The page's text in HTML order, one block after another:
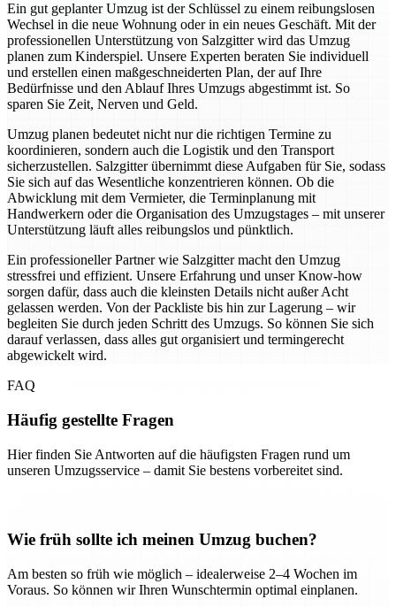
Ein gut geplanter Umzug ist der Schlüssel zu einem reibungslosen
Wechsel in die neue Wohnung oder in ein neues Geschäft. Mit der
professionellen Unterstützung von Salzgitter wird das Umzug
planen zum Kinderspiel. Unsere Experten beraten Sie individuell
und erstellen einen maßgeschneiderten Plan, der auf Ihre
Bedürfnisse und den Ablauf Ihres Umzugs abgestimmt ist. So
sparen Sie Zeit, Nerven und Geld.
Umzug planen bedeutet nicht nur die richtigen Termine zu
koordinieren, sondern auch die Logistik und den Transport
sicherzustellen. Salzgitter übernimmt diese Aufgaben für Sie, sodass
Sie sich auf das Wesentliche konzentrieren können. Ob die
Abwicklung mit dem Vermieter, die Terminplanung mit
Handwerkern oder die Organisation des Umzugstages – mit unserer
Unterstützung läuft alles reibungslos und pünktlich.
Ein professioneller Partner wie Salzgitter macht den Umzug
stressfrei und effizient. Unsere Erfahrung und unser Know-how
sorgen dafür, dass auch die kleinsten Details nicht außer Acht
gelassen werden. Von der Packliste bis hin zur Lagerung – wir
begleiten Sie durch jeden Schritt des Umzugs. So können Sie sich
darauf verlassen, dass alles gut organisiert und termingerecht
abgewickelt wird.
FAQ
Häufig gestellte Fragen
Hier finden Sie Antworten auf die häufigsten Fragen rund um
unseren Umzugsservice – damit Sie bestens vorbereitet sind.
Wie früh sollte ich meinen Umzug buchen?
Am besten so früh wie möglich – idealerweise 2–4 Wochen im
Voraus. So können wir Ihren Wunschtermin optimal einplanen.